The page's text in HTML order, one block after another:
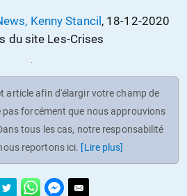
Kenny Stancil , 18-12-2020
du site Les-Crises
article afin d'élargir votre champ de
pas forcément que nous approuvions
tous les cas, notre responsabilité
reportons ici. [Lire plus]